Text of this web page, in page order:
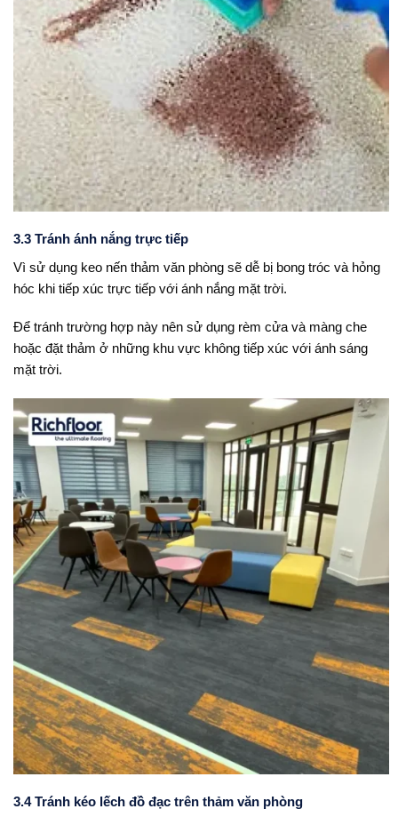
3.3 Tránh ánh nắng trực tiếp
Vì sử dụng keo nến thảm văn phòng sẽ dễ bị bong tróc và hỏng
hóc khi tiếp xúc trực tiếp với ánh nắng mặt trời.
Để tránh trường hợp này nên sử dụng rèm cửa và màng che
hoặc đặt thảm ở những khu vực không tiếp xúc với ánh sáng
mặt trời.
3.4 Tránh kéo lếch đồ đạc trên thảm văn phòng